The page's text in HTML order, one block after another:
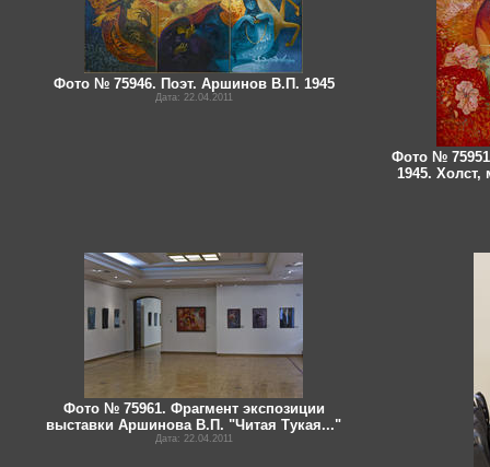
Фото № 75946. Поэт. Аршинов В.П. 1945
Дата: 22.04.2011
Фото №
1945. Холст,
Фото № 75961. Фрагмент экспозиции
выставки Аршинова В.П. "Читая Тукая..."
Дата: 22.04.2011